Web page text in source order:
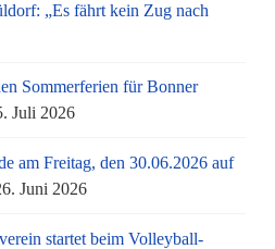
„Es fährt kein Zug nach
Sommerferien für Bonner
Juli 2026
am Freitag, den 30.06.2026 auf
Juni 2026
startet beim Volleyball-